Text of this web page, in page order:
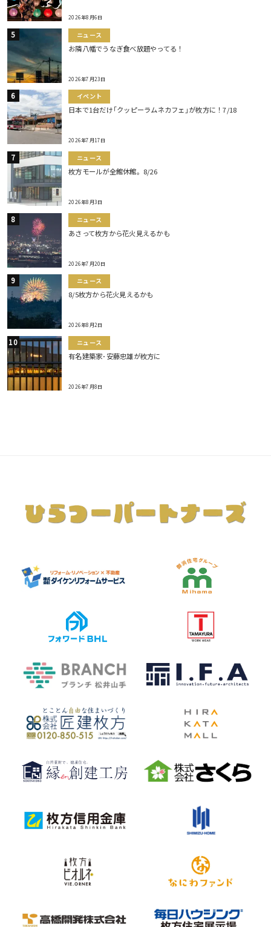
2026年8月6日
ニュース
お隣八幡でうなぎ食べ放題やってる！
2026年7月23日
イベント
日本で1台だけ｢クッピーラムネカフェ｣が枚方に！7/18
2026年7月17日
ニュース
枚方モールが全館休館。8/26
2026年8月3日
ニュース
あさって枚方から花火見えるかも
2026年7月20日
ニュース
8/5枚方から花火見えるかも
2026年8月2日
ニュース
有名建築家･安藤忠雄が枚方に
2026年7月8日